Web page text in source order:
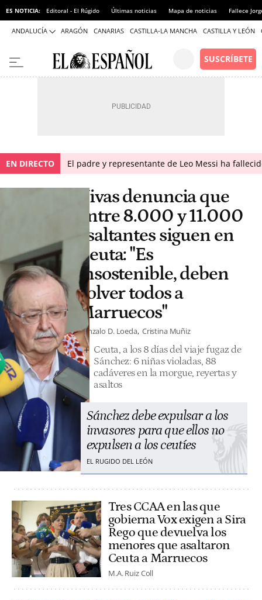
ES NOTICIA: Editoral - El Rúgido Últimas noticias Mapa de noticias Fallece
ANDALUCÍA ARAGÓN CANARIAS CASTILLA-LA MANCHA CASTILLA Y LEÓN
EN DIRECTO El padre y representante de Leo Messi ha
Vivas denuncia que
entre 8.000 y 11.000
asaltantes siguen en
Ceuta: "Es
insostenible, deben
volver todos a
Marruecos"
Gonzalo D. Loeda Cristina Muñiz
Ceuta, a los 8 días del viaje fugaz de
Sánchez: 6 niñas violadas, 88
cadáveres en la morgue, reyertas y
asaltos
Sánchez debe expulsar a los
invasores para que ellos no
expulsen a los ceutíes
EL RUGIDO DEL LEÓN
Tres CCAA en las que
gobierna Vox exigen a Sira
Rego que devuelva los
menores que asaltaron
Ceuta a Marruecos
M.A. Ruiz Coll